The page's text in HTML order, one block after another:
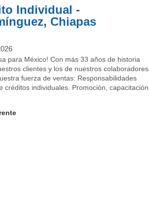
Individual -
Chiapas
para México! Con más 33 años de historia
clientes y los de nuestros colaboradores.
fuerza de ventas: Responsabilidades
créditos individuales. Promoción, capacitación,